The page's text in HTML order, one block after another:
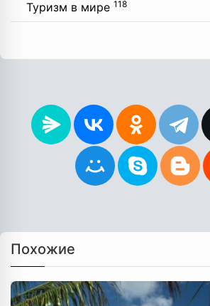
Туризм в мире 118
Похожие